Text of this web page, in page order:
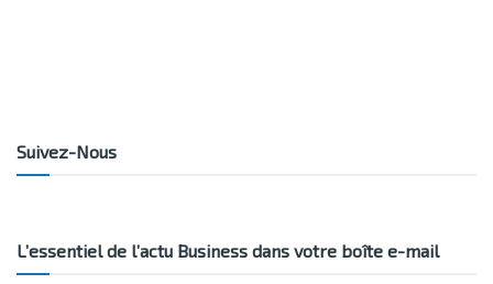
Suivez-Nous
L’essentiel de l’actu Business dans votre boîte e-mail